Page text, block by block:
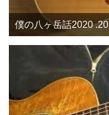
僕の八ヶ岳話2020 .20